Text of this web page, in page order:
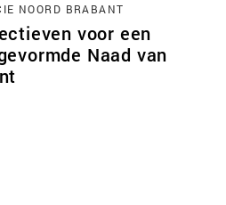
NOORD BRABANT
voor een
Naad van